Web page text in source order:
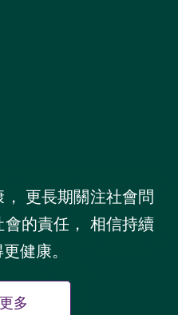
， 更長期關注社會問
會的責任 ， 相信持續
健康。
多